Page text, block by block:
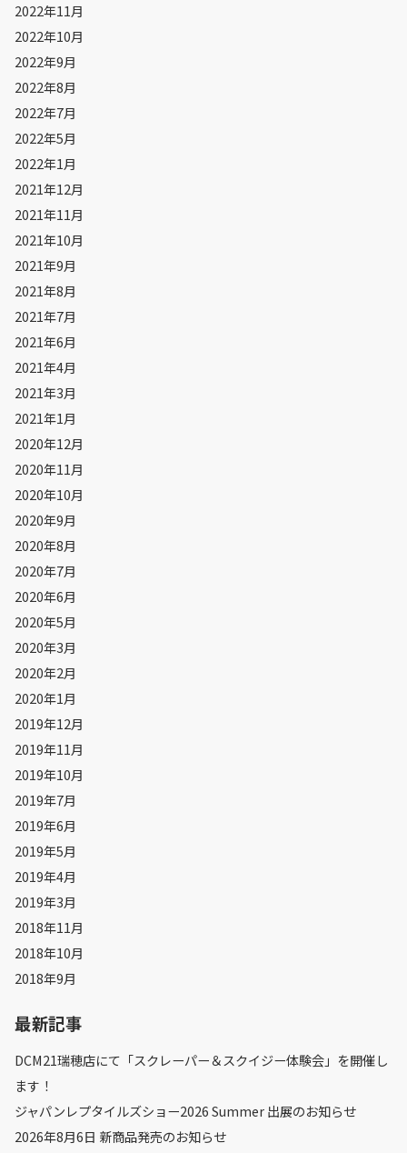
2022年11月
2022年10月
2022年9月
2022年8月
2022年7月
2022年5月
2022年1月
2021年12月
2021年11月
2021年10月
2021年9月
2021年8月
2021年7月
2021年6月
2021年4月
2021年3月
2021年1月
2020年12月
2020年11月
2020年10月
2020年9月
2020年8月
2020年7月
2020年6月
2020年5月
2020年3月
2020年2月
2020年1月
2019年12月
2019年11月
2019年10月
2019年7月
2019年6月
2019年5月
2019年4月
2019年3月
2018年11月
2018年10月
2018年9月
最新記事
DCM21瑞穂店にて「スクレーパー＆スクイジー体験会」を開催し
ます！
ジャパンレプタイルズショー2026 Summer 出展のお知らせ
2026年8月6日 新商品発売のお知らせ